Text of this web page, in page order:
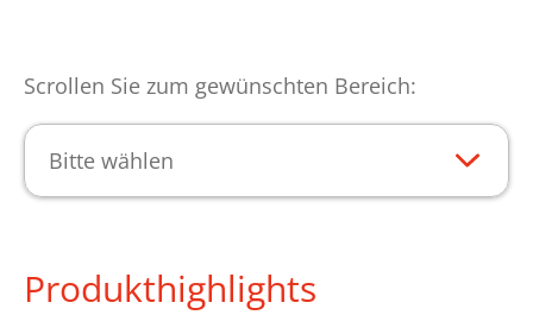
Scrollen Sie zum gewünschten Bereich:
Bitte wählen
Produkthighlights